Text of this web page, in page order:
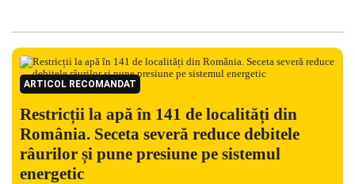
ARTICOL RECOMANDAT
Restricții la apă în 141 de localități din
România. Seceta severă reduce debitele
râurilor și pune presiune pe sistemul
energetic